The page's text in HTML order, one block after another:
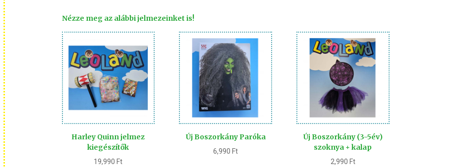
Nézze meg az alábbi jelmezeinket is!
Harley Quinn jelmez
kiegészítők
19,990 Ft
Új Boszorkány Paróka
6,990 Ft
Új Boszorkány (3-5év)
szoknya + kalap
2,990 Ft